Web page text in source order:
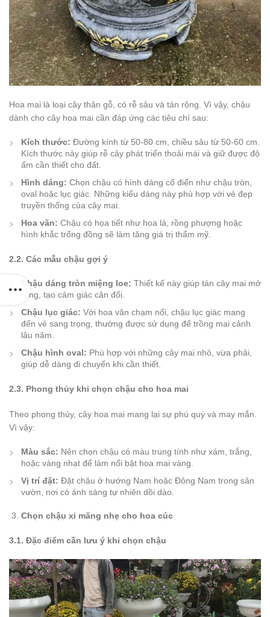
Hoa mai là loại cây thân gỗ, có rễ sâu và tán rộng. Vì vậy, chậu
dành cho cây hoa mai cần đáp ứng các tiêu chí sau:
Kích thước: Đường kính từ 50-80 cm, chiều sâu từ 50-60 cm.
Kích thước này giúp rễ cây phát triển thoải mái và giữ được độ
ẩm cần thiết cho đất.
Hình dáng: Chọn chậu có hình dáng cổ điển như chậu tròn,
oval hoặc lục giác. Những kiểu dáng này phù hợp với vẻ đẹp
truyền thống của cây mai.
Hoa văn: Chậu có họa tiết như hoa lá, rồng phượng hoặc
hình khắc trống đồng sẽ làm tăng giá trị thẩm mỹ.
2.2. Các mẫu chậu gợi ý
Chậu dáng tròn miệng loe: Thiết kế này giúp tán cây mai mở
rộng, tạo cảm giác cân đối.
Chậu lục giác: Với hoa văn chạm nổi, chậu lục giác mang
đến vẻ sang trọng, thường được sử dụng để trồng mai cảnh
lâu năm.
Chậu hình oval: Phù hợp với những cây mai nhỏ, vừa phải,
giúp dễ dàng di chuyển khi cần thiết.
2.3. Phong thủy khi chọn chậu cho hoa mai
Theo phong thủy, cây hoa mai mang lại sự phú quý và may mắn.
Vì vậy:
Màu sắc: Nên chọn chậu có màu trung tính như xám, trắng,
hoặc vàng nhạt để làm nổi bật hoa mai vàng.
Vị trí đặt: Đặt chậu ở hướng Nam hoặc Đông Nam trong sân
vườn, nơi có ánh sáng tự nhiên dồi dào.
Chọn chậu xi măng nhẹ cho hoa cúc
3.1. Đặc điểm cần lưu ý khi chọn chậu